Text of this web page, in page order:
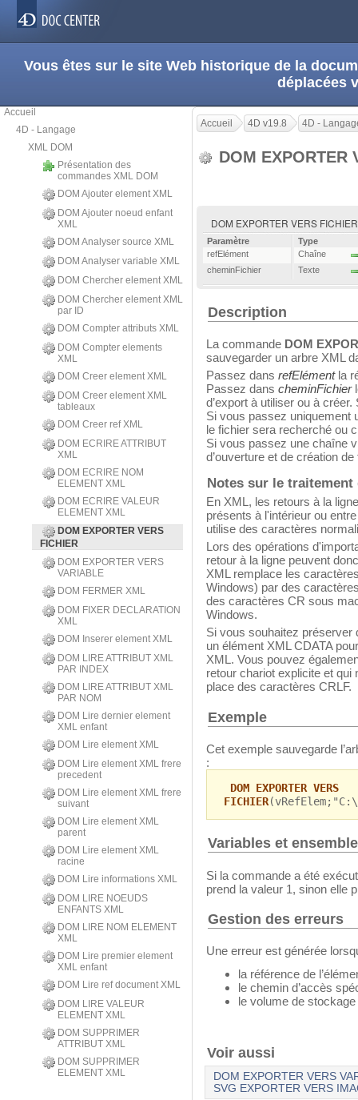
Vous êtes sur le site Web historique de la
déplacées
Accueil
4D - Langage
XML DOM
Présentation des
commandes XML DOM
DOM Ajouter element XML
DOM Ajouter noeud enfant
XML
DOM Analyser source XML
DOM Analyser variable XML
DOM Chercher element XML
DOM Chercher element XML
par ID
DOM Compter attributs XML
DOM Compter elements
XML
DOM Creer element XML
DOM Creer element XML
tableaux
DOM Creer ref XML
DOM ECRIRE ATTRIBUT
XML
DOM ECRIRE NOM
ELEMENT XML
DOM ECRIRE VALEUR
ELEMENT XML
DOM EXPORTER VERS
FICHIER
DOM EXPORTER VERS
VARIABLE
DOM FERMER XML
DOM FIXER DECLARATION
XML
DOM Inserer element XML
DOM LIRE ATTRIBUT XML
PAR INDEX
DOM LIRE ATTRIBUT XML
PAR NOM
DOM Lire dernier element
XML enfant
DOM Lire element XML
DOM Lire element XML frere
precedent
DOM Lire element XML frere
suivant
DOM Lire element XML
parent
DOM Lire element XML
racine
DOM Lire informations XML
DOM LIRE NOEUDS
ENFANTS XML
DOM LIRE NOM ELEMENT
XML
DOM Lire premier element
XML enfant
DOM Lire ref document XML
DOM LIRE VALEUR
ELEMENT XML
DOM SUPPRIMER
ATTRIBUT XML
DOM SUPPRIMER
ELEMENT XML
Accueil 4D v19.8 4D -
DOM EXPORTER
DOM EXPORTER VERS
Paramètre
Type
refElément
Chaîne
cheminFichier
Texte
Description
La commande DOM
sauvegarder un arbre XML
Passez dans refElémentla
Passez dans cheminFichier
d’export à utiliser ou à
Si vous passez uniquement
le fichier sera recherché ou
Si vous passez une chaîne
d’ouverture et de création
Notes sur le
En XML, les retours à la
présents à l'intérieur ou
utilise des caractères
Lors des opérations
retour à la ligne peuvent
XML remplace les
Windows) par des
des caractères CR sous
Windows.
Si vous souhaitez préserver
un élément XML CDATA
XML. Vous pouvez
retour chariot explicite et qui
place des caractères CRLF.
Exemple
Cet exemple sauvegarde
:
DOM EXPORTER VERS
FICHIER
Variables et
Si la commande a été
prend la valeur 1, sinon elle
Gestion des erreurs
Une erreur est générée
la référence de
le chemin d’accès
le volume de
Voir aussi
DOM EXPORTER VERS
SVG EXPORTER VERS